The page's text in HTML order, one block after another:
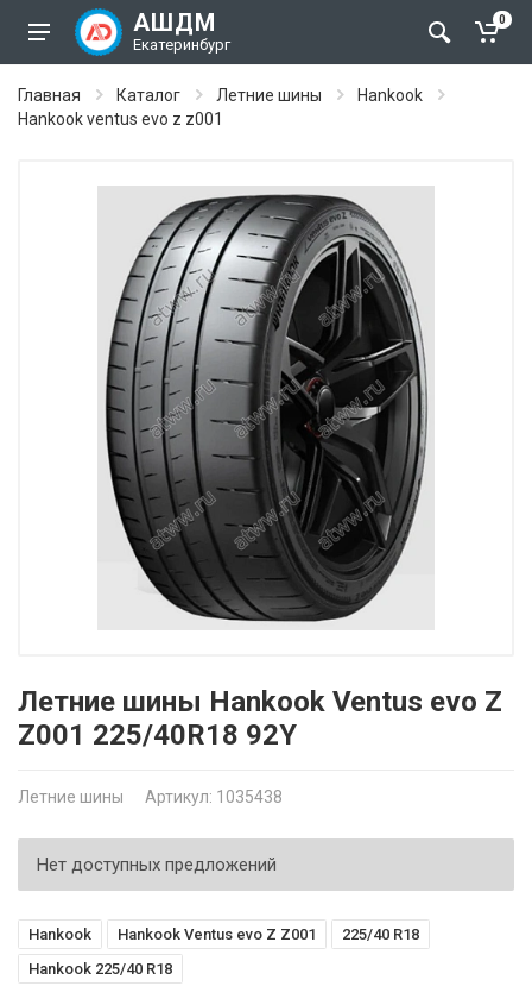
АШДМ
Екатеринбург
0
Главная Каталог Летние шины
Hankook
Hankook ventus evo z z001
Летние шины Hankook Ventus evo Z
Z001 225/40R18 92Y
Летние шины Артикул: 1035438
Нет доступных предложений
Hankook Hankook Ventus evo Z Z001
225/40 R18
Hankook 225/40 R18